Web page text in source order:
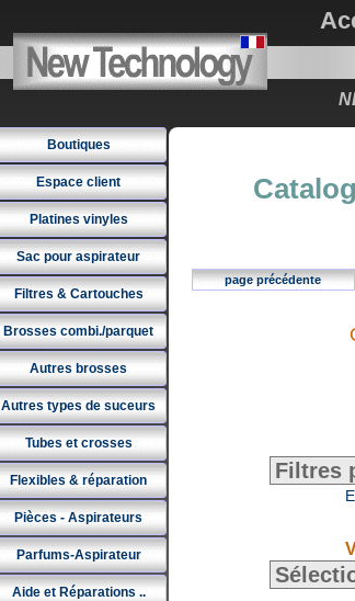
Boutiques
Espace client
Platines vinyles
Sac pour aspirateur
Filtres & Cartouches
Brosses combi./parquet
Autres brosses
Autres types de suceurs
Tubes et crosses
Flexibles & réparation
Pièces - Aspirateurs
Parfums-Aspirateur
Aide et Réparations ..
page précédente